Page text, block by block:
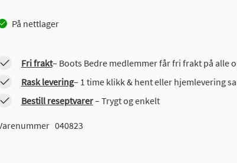
På nettlager
Fri frakt– Boots Bedre medlemmer får fri frakt på alle
Rask levering– 1 time klikk & hent eller hjemlevering
Bestill reseptvarer– Trygt og enkelt
040823